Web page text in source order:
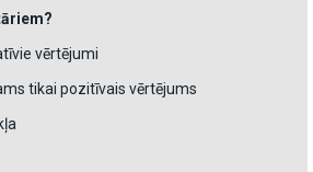
vērtējumi
tikai pozitīvais vērtējums